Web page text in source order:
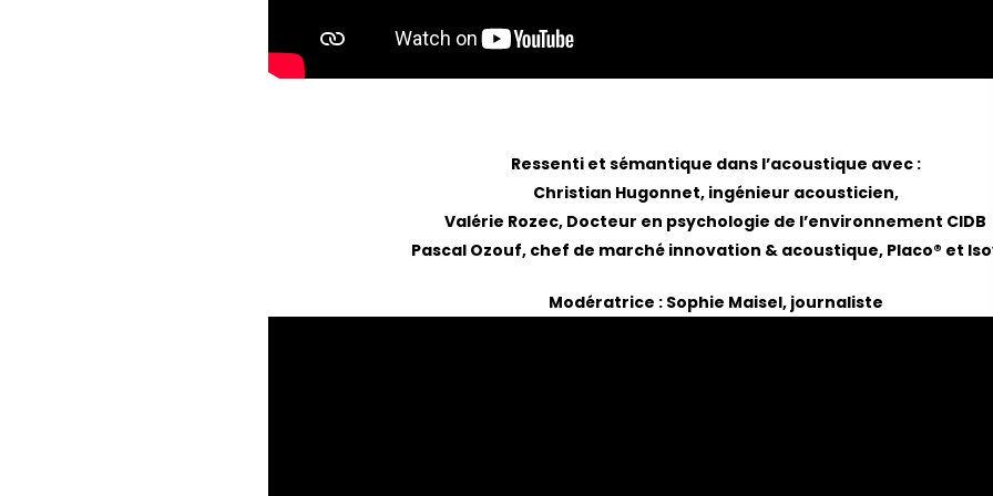
Ressenti et sémantique dans l’acoustique avec :
Christian Hugonnet, ingénieur acousticien,
Valérie Rozec, Docteur en psychologie de l’environnement CIDB
Pascal Ozouf, chef de marché innovation & acoustique, Placo® et
Modératrice : Sophie Maisel, journaliste